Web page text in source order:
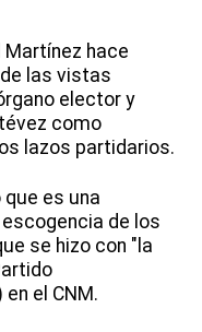
Martínez hace
de las vistas
elector y
como
lazos partidarios.
es una
escogencia de los
se hizo con "la
el CNM.